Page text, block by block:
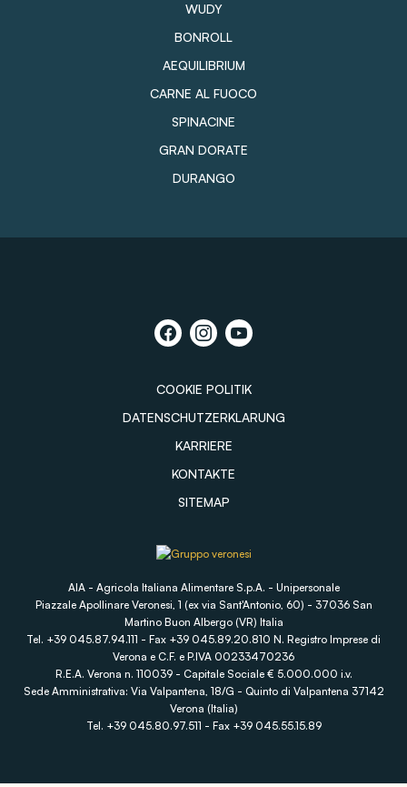
WUDY
BONROLL
AEQUILIBRIUM
CARNE AL FUOCO
SPINACINE
GRAN DORATE
DURANGO
COOKIE POLITIK
DATENSCHUTZERKLARUNG
KARRIERE
KONTAKTE
SITEMAP
AIA - Agricola Italiana Alimentare S.p.A. - Unipersonale
Piazzale Apollinare Veronesi, 1 (ex via Sant'Antonio, 60) - 37036 San
Martino Buon Albergo (VR) Italia
Tel. +39 045.87.94.111 - Fax +39 045.89.20.810 N. Registro Imprese di
Verona e C.F. e P.IVA 00233470236
R.E.A. Verona n. 110039 - Capitale Sociale € 5.000.000 i.v.
Sede Amministrativa: Via Valpantena, 18/G - Quinto di Valpantena 37142
Verona (Italia)
Tel. +39 045.80.97.511 - Fax +39 045.55.15.89